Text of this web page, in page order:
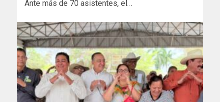
Ante más de 70 asistentes, el…